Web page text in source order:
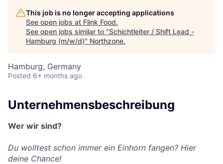
This job is no longer accepting applications
See open jobs at Flink Food.
See open jobs similar to "Schichtleiter / Shift Lead -
Hamburg (m/w/d)" Northzone.
Hamburg, Germany
Posted 6+ months ago
Unternehmensbeschreibung
Wer wir sind?
Du wolltest schon immer ein Einhorn fangen? Hier
deine Chance!